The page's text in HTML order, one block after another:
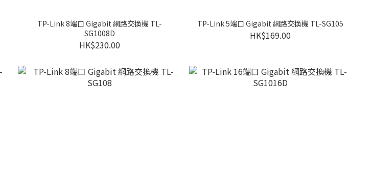
TP-Link 8端口 Gigabit 網路交換機 TL-
SG1008D
HK$230.00
TP-Link 5端口 Gigabit 網路交換機 TL-SG105
HK$169.00